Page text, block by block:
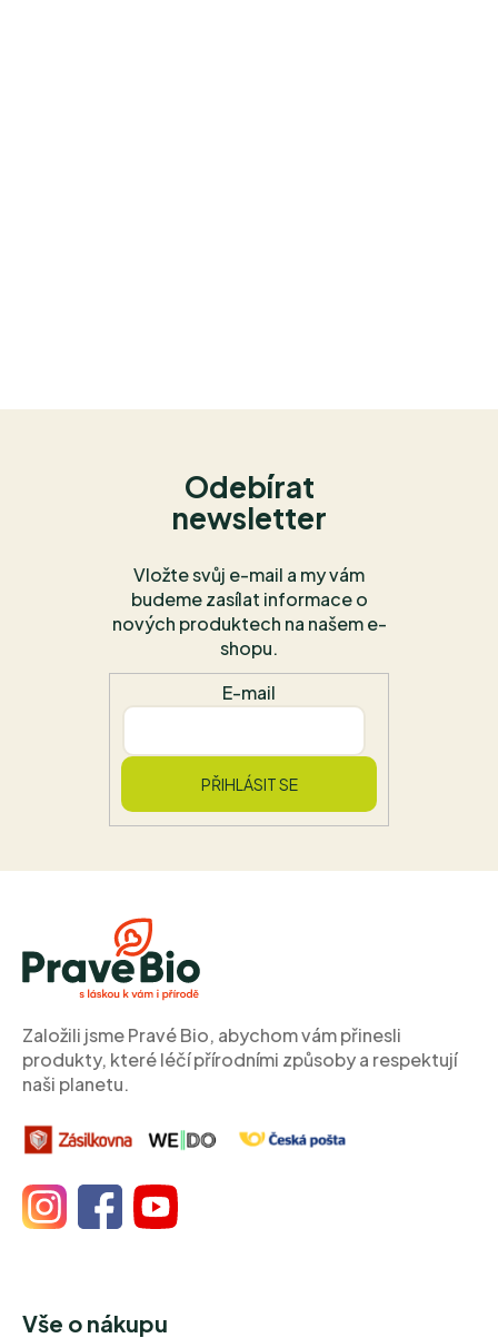
Odebírat
newsletter
Vložte svůj e-mail a my vám
budeme zasílat informace o
nových produktech na našem e-
shopu.
E-mail
PŘIHLÁSIT SE
Založili jsme Pravé Bio, abychom vám přinesli
produkty, které léčí přírodními způsoby a respektují
naši planetu.
Vše o nákupu